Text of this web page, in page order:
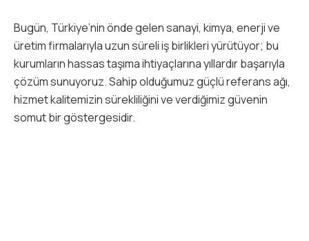
Bugün, Türkiye’nin önde gelen sanayi, kimya, enerji ve
üretim firmalarıyla uzun süreli iş birlikleri yürütüyor; bu
kurumların hassas taşıma ihtiyaçlarına yıllardır başarıyla
çözüm sunuyoruz. Sahip olduğumuz güçlü referans ağı,
hizmet kalitemizin sürekliliğini ve verdiğimiz güvenin
somut bir göstergesidir.